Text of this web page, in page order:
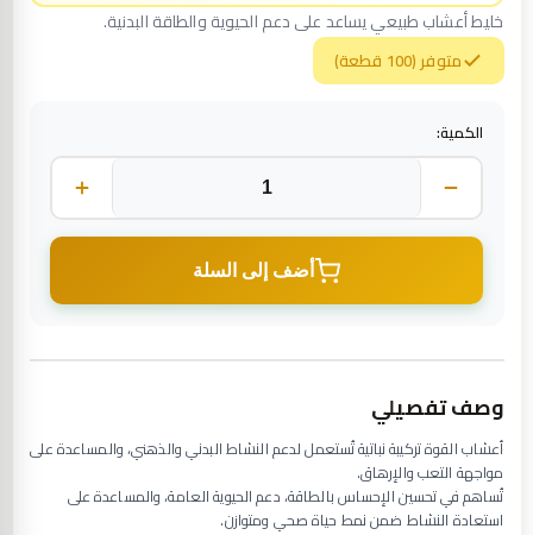
خليط أعشاب طبيعي يساعد على دعم الحيوية والطاقة البدنية.
متوفر (100 قطعة)
الكمية:
أضف إلى السلة
وصف تفصيلي
أعشاب القوة تركيبة نباتية تُستعمل لدعم النشاط البدني والذهني، والمساعدة على
مواجهة التعب والإرهاق.
تُساهم في تحسين الإحساس بالطاقة، دعم الحيوية العامة، والمساعدة على
استعادة النشاط ضمن نمط حياة صحي ومتوازن.